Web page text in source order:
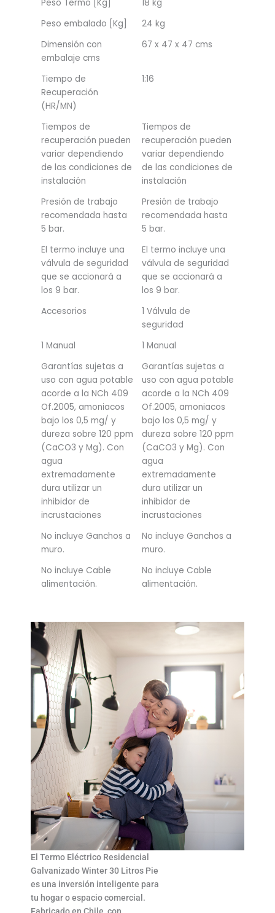
Peso Termo [Kg]
18 kg
Peso embalado [Kg]
24 kg
Dimensión con
embalaje cms
67 x 47 x 47 cms
Tiempo de
Recuperación
(HR/MN)
1:16
Tiempos de
recuperación pueden
variar dependiendo
de las condiciones de
instalación
Tiempos de
recuperación pueden
variar dependiendo
de las condiciones de
instalación
Presión de trabajo
recomendada hasta
5 bar.
Presión de trabajo
recomendada hasta
5 bar.
El termo incluye una
válvula de seguridad
que se accionará a
los 9 bar.
El termo incluye una
válvula de seguridad
que se accionará a
los 9 bar.
Accesorios
1 Válvula de
seguridad
1 Manual
1 Manual
Garantías sujetas a
uso con agua potable
acorde a la NCh 409
Of.2005, amoniacos
bajo los 0,5 mg/ y
dureza sobre 120 ppm
(CaCO3 y Mg). Con
agua
extremadamente
dura utilizar un
inhibidor de
incrustaciones
Garantías sujetas a
uso con agua potable
acorde a la NCh 409
Of.2005, amoniacos
bajo los 0,5 mg/ y
dureza sobre 120 ppm
(CaCO3 y Mg). Con
agua
extremadamente
dura utilizar un
inhibidor de
incrustaciones
No incluye Ganchos a
muro.
No incluye Ganchos a
muro.
No incluye Cable
alimentación.
No incluye Cable
alimentación.
El Termo Eléctrico Residencial
Galvanizado Winter 30 Litros Pie
es una inversión inteligente para
tu hogar o espacio comercial.
Fabricado en Chile, con